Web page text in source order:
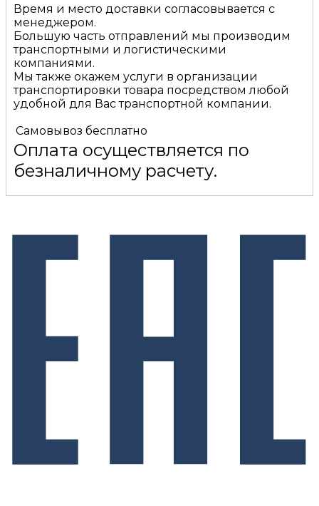
Время и место доставки согласовывается с
менеджером.
Большую часть отправлений мы производим
транспортными и логистическими
компаниями.
Мы также окажем услуги в организации
транспортировки товара посредством любой
удобной для Вас транспортной компании.
Самовывоз бесплатно
Оплата осуществляется по
безналичному расчету.